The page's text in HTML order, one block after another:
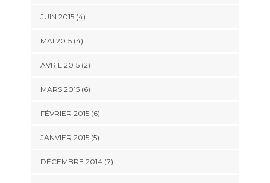
JUIN 2015(4)
MAI 2015(4)
AVRIL 2015(2)
MARS 2015(6)
FÉVRIER 2015(6)
JANVIER 2015(5)
DÉCEMBRE 2014(7)